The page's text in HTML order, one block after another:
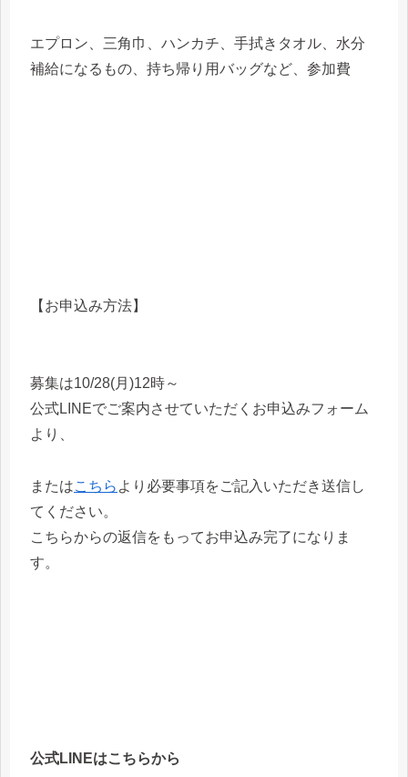
エプロン、三角巾、ハンカチ、手拭きタオル、水分
補給になるもの、持ち帰り用バッグなど、参加費
【お申込み方法】
募集は10/28(月)12時～
公式LINEでご案内させていただくお申込みフォーム
より、
またはこちら より必要事項をご記入いただき送信し
てください。
こちらからの返信をもってお申込み完了になりま
す。
公式LINEはこちらから